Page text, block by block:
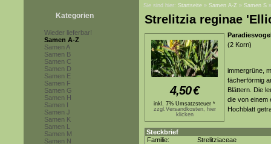
Kategorien
Wieder lieferbar!
Samen A-Z
Samen A
Samen B
Samen C
Samen D
Samen E
Samen F
Samen G
Samen H
Samen I
Samen J
Samen K
Samen L
Samen M
Samen N
Sie sind hier: Startseite » Samen A-Z » Samen S
Strelitzia reginae
4,50€
inkl. 7% Umsatzsteuer *
zzgl.Versandkosten, hier
klicken
(2 Korn)
immergrüne,
fächerförmig
Blättern. Die
die von einem
Hochblatt
Steckbrief
Familie:
Strelitziaceae